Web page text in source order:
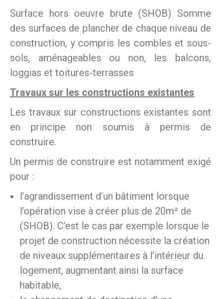
Surface hors oeuvre brute (SHOB) Somme
des surfaces de plancher de chaque niveau de
construction, y compris les combles et sous-
sols, aménageables ou non, les balcons,
loggias et toitures-terrasses
Travaux sur les constructions existantes
Les travaux sur constructions existantes sont
en principe non soumis à permis de
construire.
Un permis de construire est notamment exigé
pour :
l’agrandissement d’un bâtiment lorsque
l’opération vise à créer plus de 20m² de
(SHOB). C’est le cas par exemple lorsque le
projet de construction nécessite la création
de niveaux supplémentaires à l’intérieur du
logement, augmentant ainsi la surface
habitable,